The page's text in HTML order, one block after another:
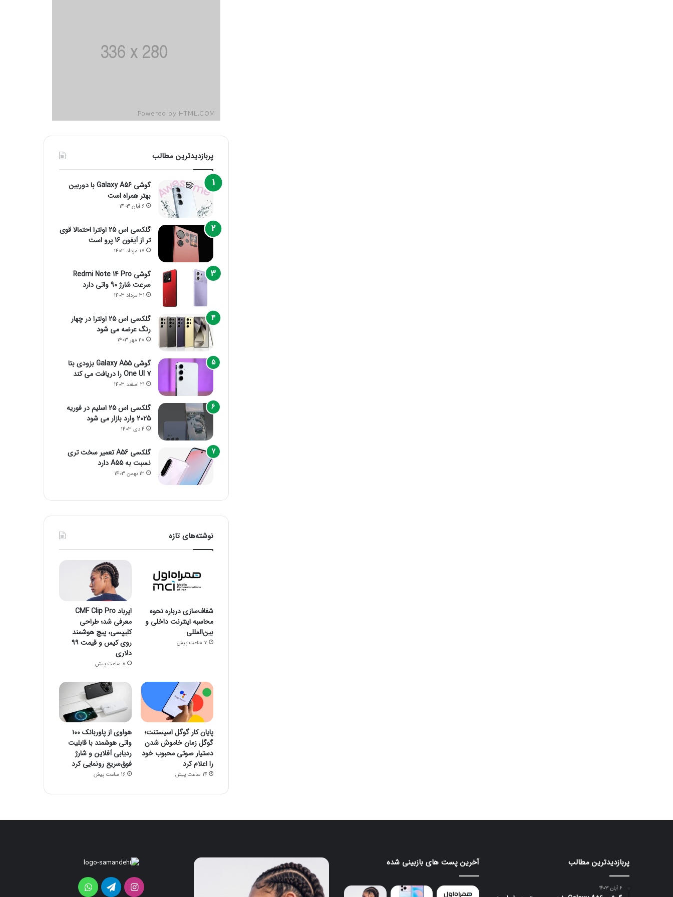
پربازدیدترین مطالب
گوشی Galaxy A56 با دوربین
بهتر همراه است
6 آبان 1403
گلکسی اس 25 اولترا احتمالا قوی
تر از آیفون 16 پرو است
17 مرداد 1403
گوشی Redmi Note 14 Pro
سرعت شارژ 90 واتی دارد
31 مرداد 1403
گلکسی اس 25 اولترا در چهار
رنگ عرضه می شود
28 مهر 1403
گوشی Galaxy A55 بزودی بتا
One UI 7 را دریافت می کند
21 اسفند 1403
گلکسی اس 25 اسلیم در فوریه
2025 وارد بازار می شود
4 دی 1403
گلکسی A56 تعمیر سخت تری
نسبت به A55 دارد
13 بهمن 1403
نوشته‌های تازه
شفاف‌سازی درباره نحوه
محاسبه اینترنت داخلی و
بین‌المللی
7 ساعت پیش
ایرباد CMF Clip Pro
معرفی شد؛ طراحی
کلیپسی، پیچ هوشمند
روی کیس و قیمت ۹۹
دلاری
8 ساعت پیش
پایان کار گوگل اسیستنت؛
گوگل زمان خاموش شدن
دستیار صوتی محبوب خود
را اعلام کرد
14 ساعت پیش
هواوی از پاوربانک ۱۰۰
واتی هوشمند با قابلیت
ردیابی آفلاین و شارژ
فوق‌سریع رونمایی کرد
16 ساعت پیش
پربازدیدترین مطالب
6 آبان 1403
آخرین پست های بازبینی شده
موتورولا
عجیب
هواوی
nova
16
SE
ایرباد
CMF
Clip
Pro
اینستاگرامتلگرام واتس